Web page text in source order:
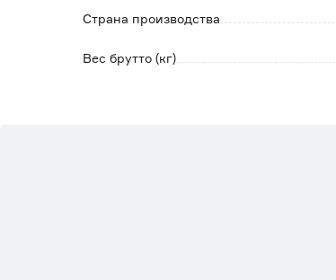
Страна производства
Вес брутто (кг)